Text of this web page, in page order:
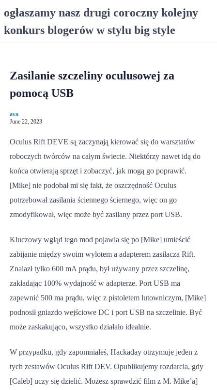
ogłaszamy nasz drugi coroczny kolejny
konkurs blogerów w stylu big style
Zasilanie szczeliny oculusowej za
pomocą USB
ava
June 22, 2023
Oculus Rift DEVE są zaczynają kierować się do warsztatów
roboczych twórców na całym świecie. Niektórzy nawet idą do
końca otwierają sprzęt i zobaczyć, jak mogą go poprawić.
[Mike] nie podobał mi się fakt, że oszczędność Oculus
potrzebował zasilania ściennego ściernego, więc on go
zmodyfikował, więc może być zasilany przez port USB.
Kluczowy wgląd tego mod pojawia się po [Mike] umieścić
zabijanie między swoim wylotem a adapterem zasilacza Rift.
Znalazł tylko 600 mA prądu, był używany przez szczelinę,
zakładając 100% wydajność w adapterze. Port USB ma
zapewnić 500 ma prądu, więc z pistoletem lutowniczym, [Mike]
podnosił gniazdo wejściowe DC i port USB na szczelinie. Być
może zaskakująco, wszystko działało idealnie.
W przypadku, gdy zapomniałeś, Hackaday otrzymuje jeden z
tych zestawów Oculus Rift DEV. Opublikujemy rozdarcia, gdy
[Caleb] uczy się dzielić. Możesz sprawdzić film z M. Mike’a]